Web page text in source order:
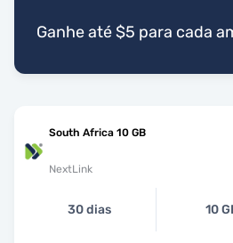
Ganhe até $5 para cada
South Africa 10 GB
NextLink
30 dias 10